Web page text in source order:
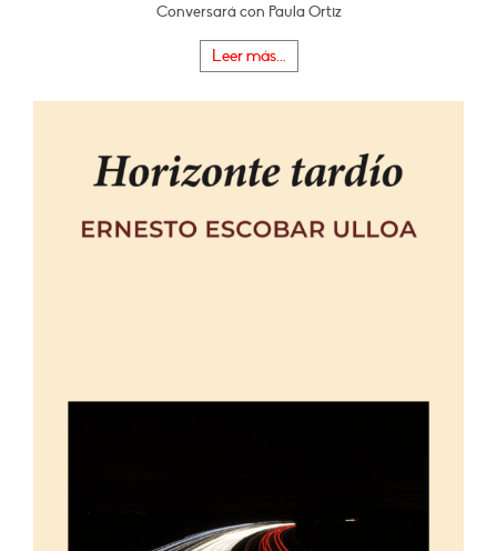
Conversará con Paula Ortiz
Leer más...